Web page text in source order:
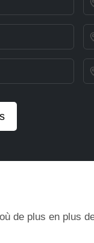
de plus en plus